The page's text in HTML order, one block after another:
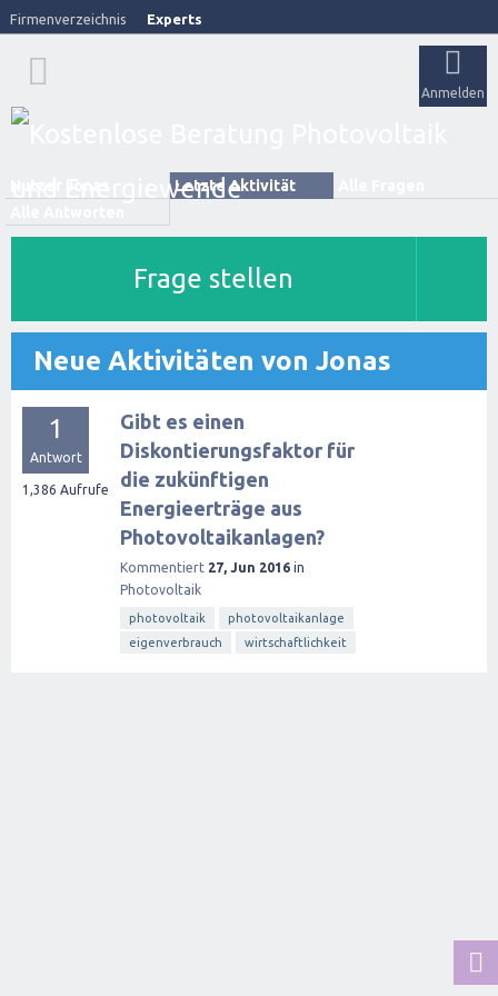
Firmenverzeichnis Experts
Anmelden
Letzte Aktivität
Frage stellen
Neue Aktivitäten von Jonas
1
Antwort
1,386 Aufrufe
Gibt es einen
Diskontierungsfaktor für
die zukünftigen
Energieerträge aus
Photovoltaikanlagen?
Kommentiert 27, Jun 2016 in
Photovoltaik
photovoltaik
photovoltaikanlage
eigenverbrauch
wirtschaftlichkeit